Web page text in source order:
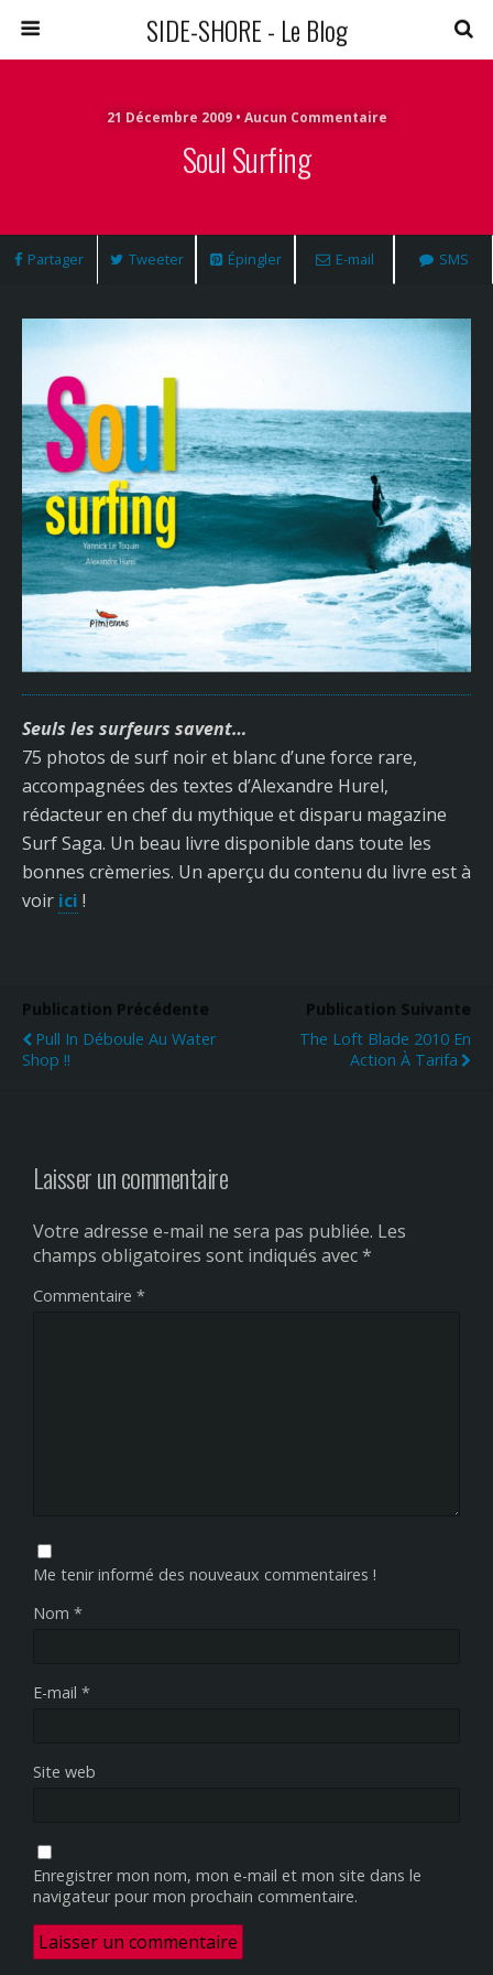
SIDE-SHORE - Le Blog
21 Décembre 2009 • Aucun Commentaire
Soul Surfing
Partager Tweeter Épingler E-mail SMS
Seuls les surfeurs savent…
75 photos de surf noir et blanc d’une force rare,
accompagnées des textes d’Alexandre Hurel,
rédacteur en chef du mythique et disparu magazine
Surf Saga. Un beau livre disponible dans toute les
bonnes crèmeries. Un aperçu du contenu du livre est à
voir ici !
Publication Précédente
Pull In Déboule Au Water
Shop !!
Publication Suivante
The Loft Blade 2010 En
Action À Tarifa
Laisser un commentaire
Votre adresse e-mail ne sera pas publiée. Les
champs obligatoires sont indiqués avec*
Commentaire *
Me tenir informé des nouveaux commentaires !
Nom *
E-mail *
Site web
Enregistrer mon nom, mon e-mail et mon site dans le
navigateur pour mon prochain commentaire.